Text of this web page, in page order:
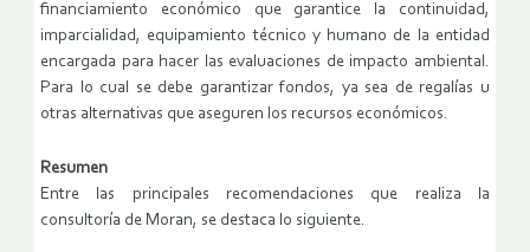
financiamiento económico que garantice la continuidad,
imparcialidad, equipamiento técnico y humano de la entidad
encargada para hacer las evaluaciones de impacto ambiental.
Para lo cual se debe garantizar fondos, ya sea de regalías u
otras alternativas que aseguren los recursos económicos.
Resumen
Entre las principales recomendaciones que realiza la
consultoría de Moran, se destaca lo siguiente.